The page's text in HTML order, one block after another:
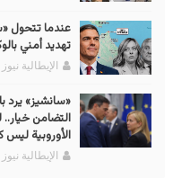
عندما تتحول
تهديد أمني
الإيطالية نيوز
«سانشيز» يرد
التضامن خيار..
الأوروبية
الإيطالية نيوز